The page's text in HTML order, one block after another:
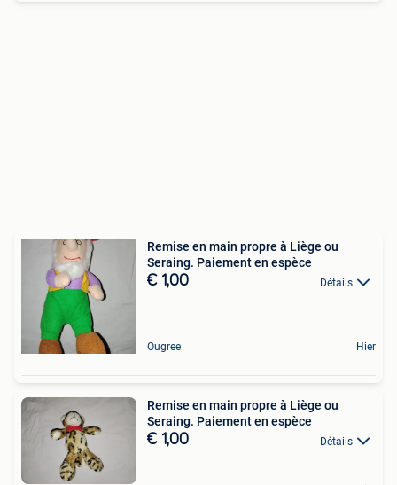
Remise en main propre à Liège ou
Seraing. Paiement en espèce
€ 1,00 Détails
Ougree Hier
Remise en main propre à Liège ou
Seraing. Paiement en espèce
€ 1,00 Détails